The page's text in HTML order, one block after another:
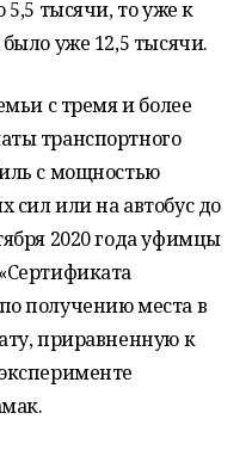
5,5 тысячи, то уже к
уже 12,5 тысячи.
с тремя и более
транспортного
с мощностью
сил или на автобус до
2020 года уфимцы
получению места в
приравненную к